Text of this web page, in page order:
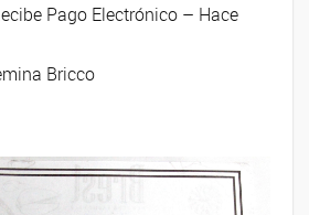
Pago Electrónico – Hace
Bricco